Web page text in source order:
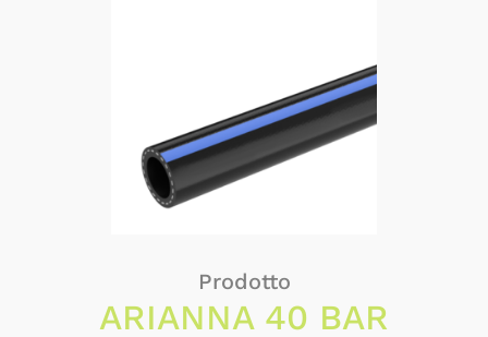
Prodotto
ARIANNA 40 BAR